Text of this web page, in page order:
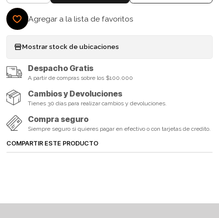
Agregar a la lista de favoritos
Mostrar stock de ubicaciones
Despacho Gratis
A partir de compras sobre los $100.000
Cambios y Devoluciones
Tienes 30 días para realizar cambios y devoluciones.
Compra seguro
Siempre seguro si quieres pagar en efectivo o con tarjetas de credito.
COMPARTIR ESTE PRODUCTO